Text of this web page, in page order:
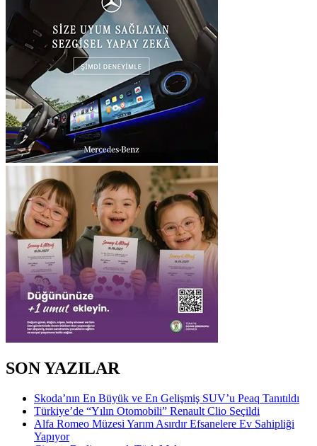
SON YAZILAR
Skoda’nın En Büyük ve En Gelişmiş SUV’u Peaq Tanıtıldı
Türkiye’de “Yılın Otomobili” Renault Clio Seçildi
Alfa Romeo Müzesi Yarım Asırdır Efsanelere Ev Sahipliği
Yapıyor